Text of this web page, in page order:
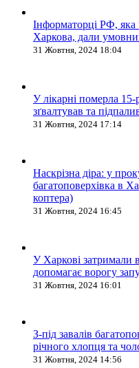
Інформаторці РФ, яка
Харкова, дали
31 Жовтня, 2024 18:04
У лікарні померла
зґвалтував та
31 Жовтня, 2024 17:14
Наскрізна діра: у
багатоповерхівка в
коптера)
31 Жовтня, 2024 16:45
У Харкові затримали
допомагає ворогу
31 Жовтня, 2024 16:01
З-під завалів
річного хлопця та
31 Жовтня, 2024 14:56